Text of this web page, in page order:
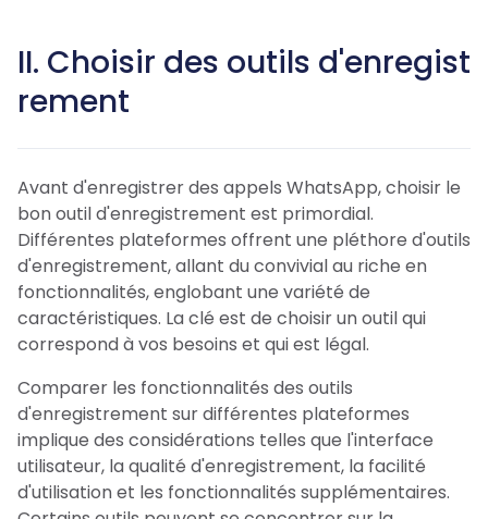
II. Choisir des outils d'enregist
rement
Avant d'enregistrer des appels WhatsApp, choisir le
bon outil d'enregistrement est primordial.
Différentes plateformes offrent une pléthore d'outils
d'enregistrement, allant du convivial au riche en
fonctionnalités, englobant une variété de
caractéristiques. La clé est de choisir un outil qui
correspond à vos besoins et qui est légal.
Comparer les fonctionnalités des outils
d'enregistrement sur différentes plateformes
implique des considérations telles que l'interface
utilisateur, la qualité d'enregistrement, la facilité
d'utilisation et les fonctionnalités supplémentaires.